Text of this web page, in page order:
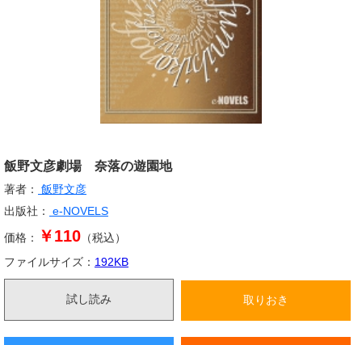
飯野文彦劇場 奈落の遊園地
著者：
飯野文彦
出版社：
e-NOVELS
価格： ￥110 （税込）
ファイルサイズ： 192KB
試し読み 取りおき